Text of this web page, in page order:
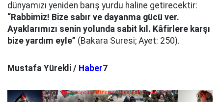
dünyamızı yeniden barış yurdu haline getirecektir:
“Rabbimiz! Bize sabır ve dayanma gücü ver.
Ayaklarımızı senin yolunda sabit kıl. Kâfirlere karşı
bize yardım eyle” (Bakara Suresi; Ayet: 250).
Mustafa Yürekli / Haber7